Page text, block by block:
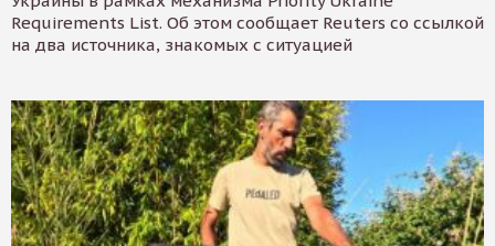
Requirements List. Об этом сообщает Reuters со ссылкой
на два источника, знакомых с ситуацией